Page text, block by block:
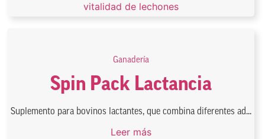
vitalidad de lechones
Ganadería
Spin Pack Lactancia
Suplemento para bovinos lactantes, que combina diferentes ad...
Leer más